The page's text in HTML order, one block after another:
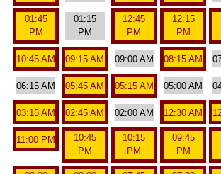
01:45
PM
01:15
PM
12:45
PM
12:15
PM
10:45 AM 09:15 AM 09:00 AM 08:15 AM
06:15 AM 05:45 AM 05:15 AM 05:00 AM
03:15 AM 02:45 AM 02:00 AM 12:30 AM
11:00 PM
10:45
PM
10:15
PM
09:45
PM